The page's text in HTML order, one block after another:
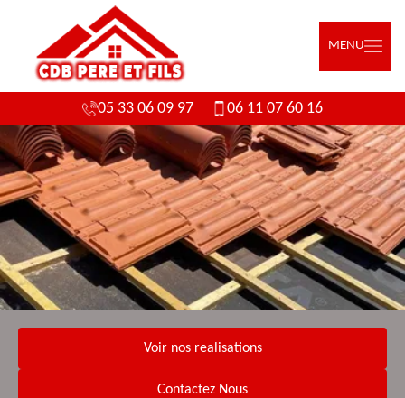
MENU
05 33 06 09 97 06 11 07 60 16
Voir nos realisations
Contactez Nous